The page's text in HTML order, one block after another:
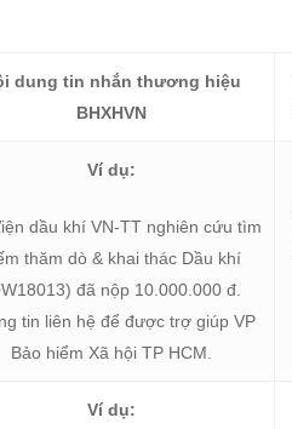
dung tin nhắn thương hiệu
BHXHVN
Ví dụ:
dầu khí VN-TT nghiên cứu tìm
thăm dò & khai thác Dầu khí
đã nộp 10.000.000 đ.
tin liên hệ để được trợ giúp VP
Bảo hiểm Xã hội TP HCM.
Ví dụ: